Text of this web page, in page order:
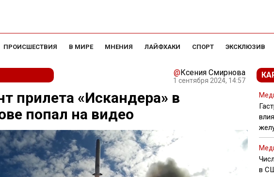
ПРОИСШЕСТВИЯ В МИРЕ МНЕНИЯ ЛАЙФХАКИ СПОРТ ЭКСКЛЮЗИВ
@Ксения Смирнова
1 сентября 2024, 14:57
прилета «Искандера» в
попал на видео
в